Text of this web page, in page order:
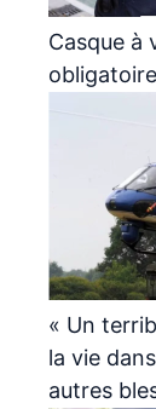
Casque à
obligatoire
« Un
la vie
autres